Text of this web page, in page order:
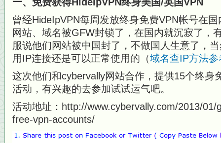
曾经HideIpVPN每周发放终身免费VPN帐号在
网站、域名被GFW封锁了，在国内就沉寂了，
服说他们网站被中国封了，不做国人生意了，
用IP连接还是可以正常使用的（域名查IP方法参
这次他们和cybervally网站合作，提供15个终身
活动，有兴趣的去参加试试运气吧。
活动地址：http://www.cybervally.com/2013/01/
free-vpn-accounts/